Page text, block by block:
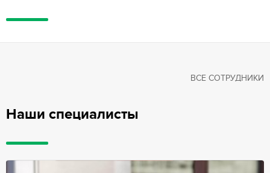
Наши специалисты
ВСЕ СОТРУДНИКИ